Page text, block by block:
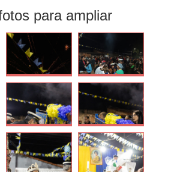
para ampliar